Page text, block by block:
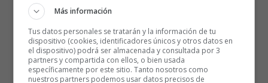
Más información
Tus datos personales se tratarán y la información de tu
dispositivo (cookies, identificadores únicos y otros datos en
el dispositivo) podrá ser almacenada y consultada por 3
partners y compartida con ellos, o bien usada
específicamente por este sitio. Tanto nosotros como
nuestros partners podemos usar datos precisos de